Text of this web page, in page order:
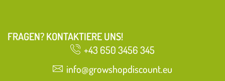
FRAGEN? KONTAKTIERE UNS!
+43 650 3456 345
info@growshopdiscount.eu